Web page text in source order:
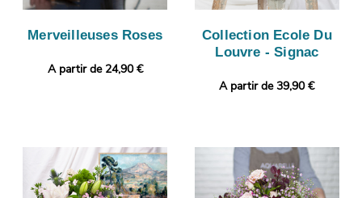
Merveilleuses Roses
A partir de 24,90 €
Collection Ecole Du
Louvre - Signac
A partir de 39,90 €